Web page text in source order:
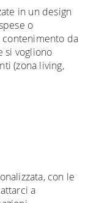
in un design
o
contenimento da
si vogliono
(zona living,
con le
a